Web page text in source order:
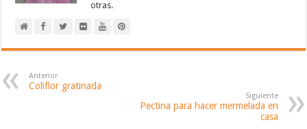
otras.
Anterior
Coliflor gratinada
Siguiente
Pectina para hacer mermelada en
casa